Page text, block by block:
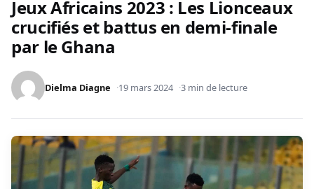
Jeux Africains 2023 : Les Lionceaux
crucifiés et battus en demi-finale
par le Ghana
Dielma Diagne 19 mars 2024 3 min de lecture